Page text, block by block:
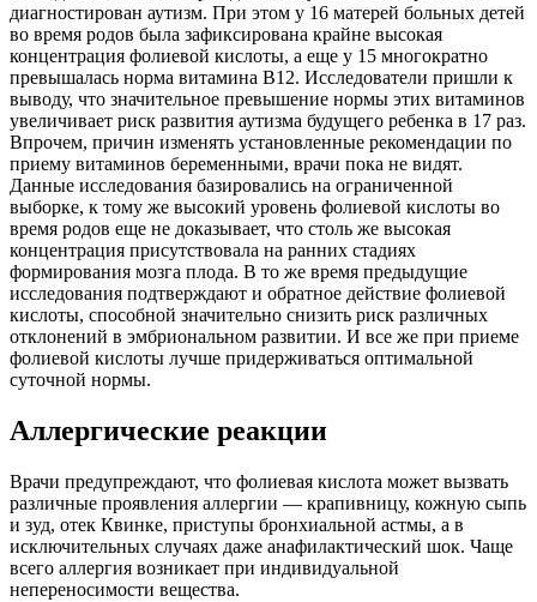
диагностирован аутизм. При этом у 16 матерей больных детей
во время родов была зафиксирована крайне высокая
концентрация фолиевой кислоты, а еще у 15 многократно
превышалась норма витамина B12. Исследователи пришли к
выводу, что значительное превышение нормы этих витаминов
увеличивает риск развития аутизма будущего ребенка в 17 раз.
Впрочем, причин изменять установленные рекомендации по
приему витаминов беременными, врачи пока не видят.
Данные исследования базировались на ограниченной
выборке, к тому же высокий уровень фолиевой кислоты во
время родов еще не доказывает, что столь же высокая
концентрация присутствовала на ранних стадиях
формирования мозга плода. В то же время предыдущие
исследования подтверждают и обратное действие фолиевой
кислоты, способной значительно снизить риск различных
отклонений в эмбриональном развитии. И все же при приеме
фолиевой кислоты лучше придерживаться оптимальной
суточной нормы.
Аллергические реакции
Врачи предупреждают, что фолиевая кислота может вызвать
различные проявления аллергии — крапивницу, кожную сыпь
и зуд, отек Квинке, приступы бронхиальной астмы, а в
исключительных случаях даже анафилактический шок. Чаще
всего аллергия возникает при индивидуальной
непереносимости вещества.